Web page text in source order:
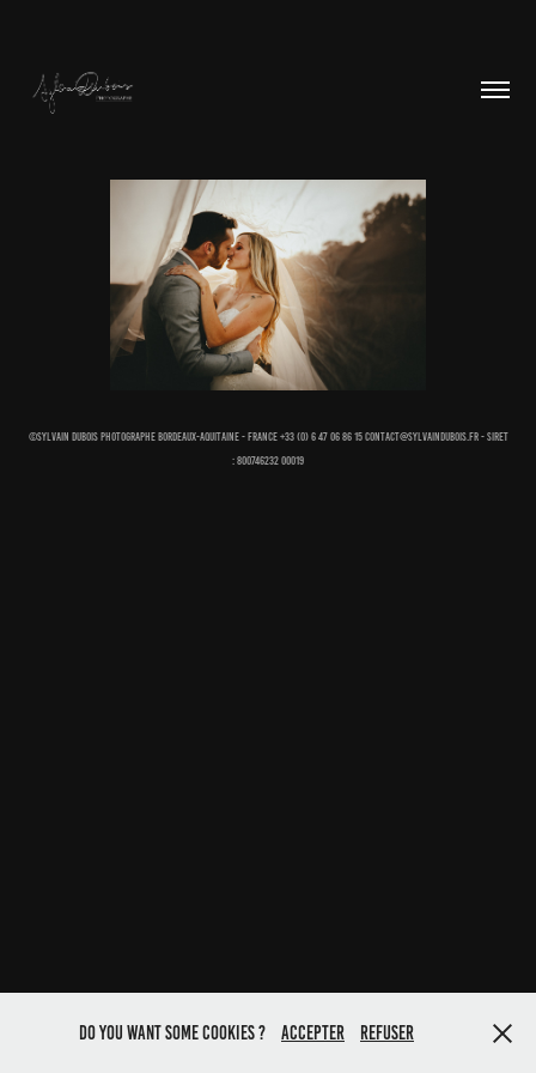
©Sylvain Dubois Photographe Bordeaux-Aquitaine - France +33 (0) 6 47 06 86 15 contact@sylvaindubois.fr - Siret
: 800746232 00019
Do you want some Cookies ? Accepter Refuser